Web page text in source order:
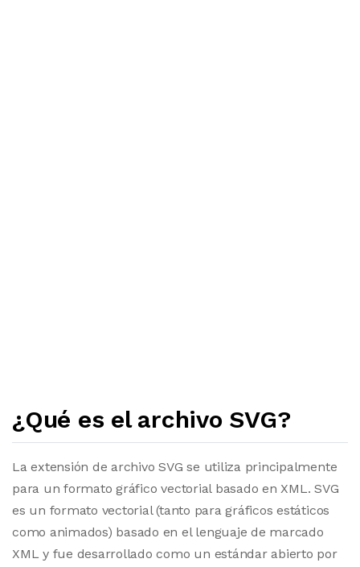
¿Qué es el archivo SVG?
La extensión de archivo SVG se utiliza principalmente
para un formato gráfico vectorial basado en XML. SVG
es un formato vectorial (tanto para gráficos estáticos
como animados) basado en el lenguaje de marcado
XML y fue desarrollado como un estándar abierto por